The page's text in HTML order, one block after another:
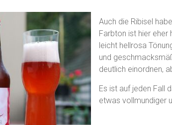
Auch die Ribisel
Farbton ist hier eher
leicht hellrosa
und
deutlich einordnen,
Es ist auf jeden Fall
etwas vollmundiger